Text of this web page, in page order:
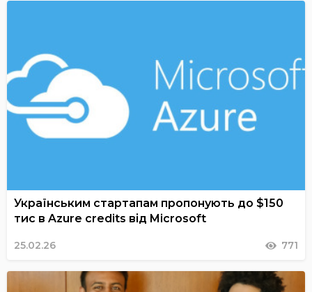
Українським стартапам пропонують до $150
тис в Azure credits від Microsoft
25.02.26 771